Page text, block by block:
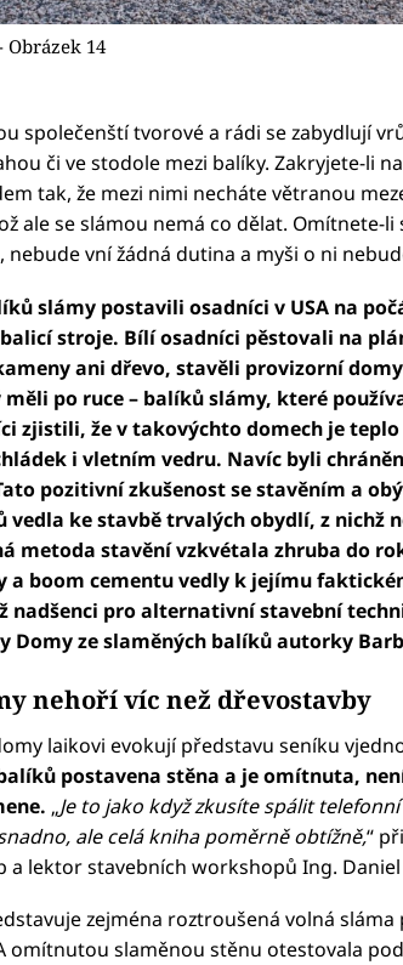
Obrázek 14
společenští tvorové a rádi se zabydlují
či ve stodole mezi balíky. Zakryjete-li
tak, že mezi nimi necháte větranou
ale se slámou nemá co dělat. Omítnete-
nebude vní žádná dutina a myši o ni
slámy postavili osadníci v USA na
stroje. Bílí osadníci pěstovali na
ani dřevo, stavěli provizorní
po ruce – balíků slámy, které
zjistili, že v takovýchto domech je
i vletním vedru. Navíc byli
pozitivní zkušenost se stavěním a
vedla ke stavbě trvalých obydlí, z nichž
metoda stavění vzkvétala zhruba do
a boom cementu vedly k jejímu
nadšenci pro alternativní stavební
Domy ze slaměných balíků autorky
nehoří víc než dřevostavby
laikovi evokují představu seníku
postavena stěna a je omítnuta,
„Je to jako když zkusíte spálit
ale celá kniha poměrně obtížně,“
a lektor stavebních workshopů Ing.
zejména roztroušená volná sláma
omítnutou slaměnou stěnu otestovala